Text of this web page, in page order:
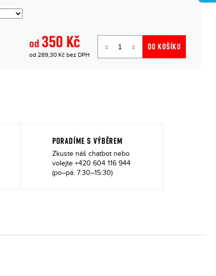
od 350 Kč
od 289,30 Kčbez DPH
DO KOŠÍKU
PORADÍME S VÝBĚREM
Zkuste náš chatbotnebo
volejte +420 604 116 944
(po–pá: 7:30–15:30)